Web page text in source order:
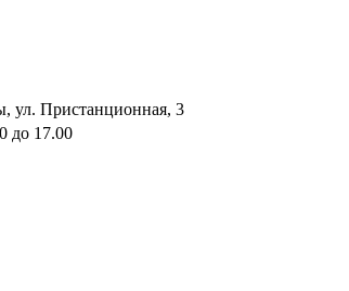
ул. Пристанционная, 3
до 17.00